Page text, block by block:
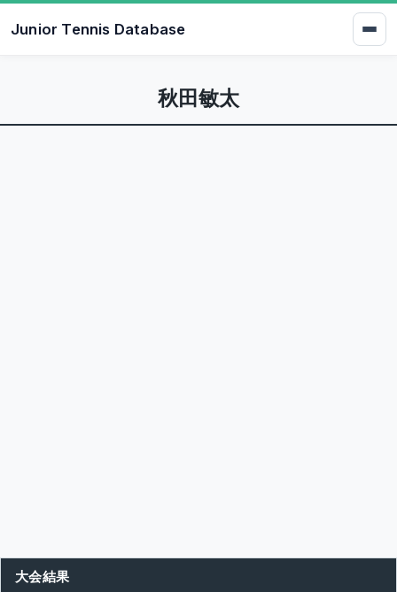
Junior Tennis Database
秋田敏太
大会結果